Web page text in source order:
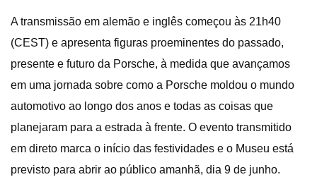
A transmissão em alemão e inglês começou às 21h40
(CEST) e apresenta figuras proeminentes do passado,
presente e futuro da Porsche, à medida que avançamos
em uma jornada sobre como a Porsche moldou o mundo
automotivo ao longo dos anos e todas as coisas que
planejaram para a estrada à frente. O evento transmitido
em direto marca o início das festividades e o Museu está
previsto para abrir ao público amanhã, dia 9 de junho.